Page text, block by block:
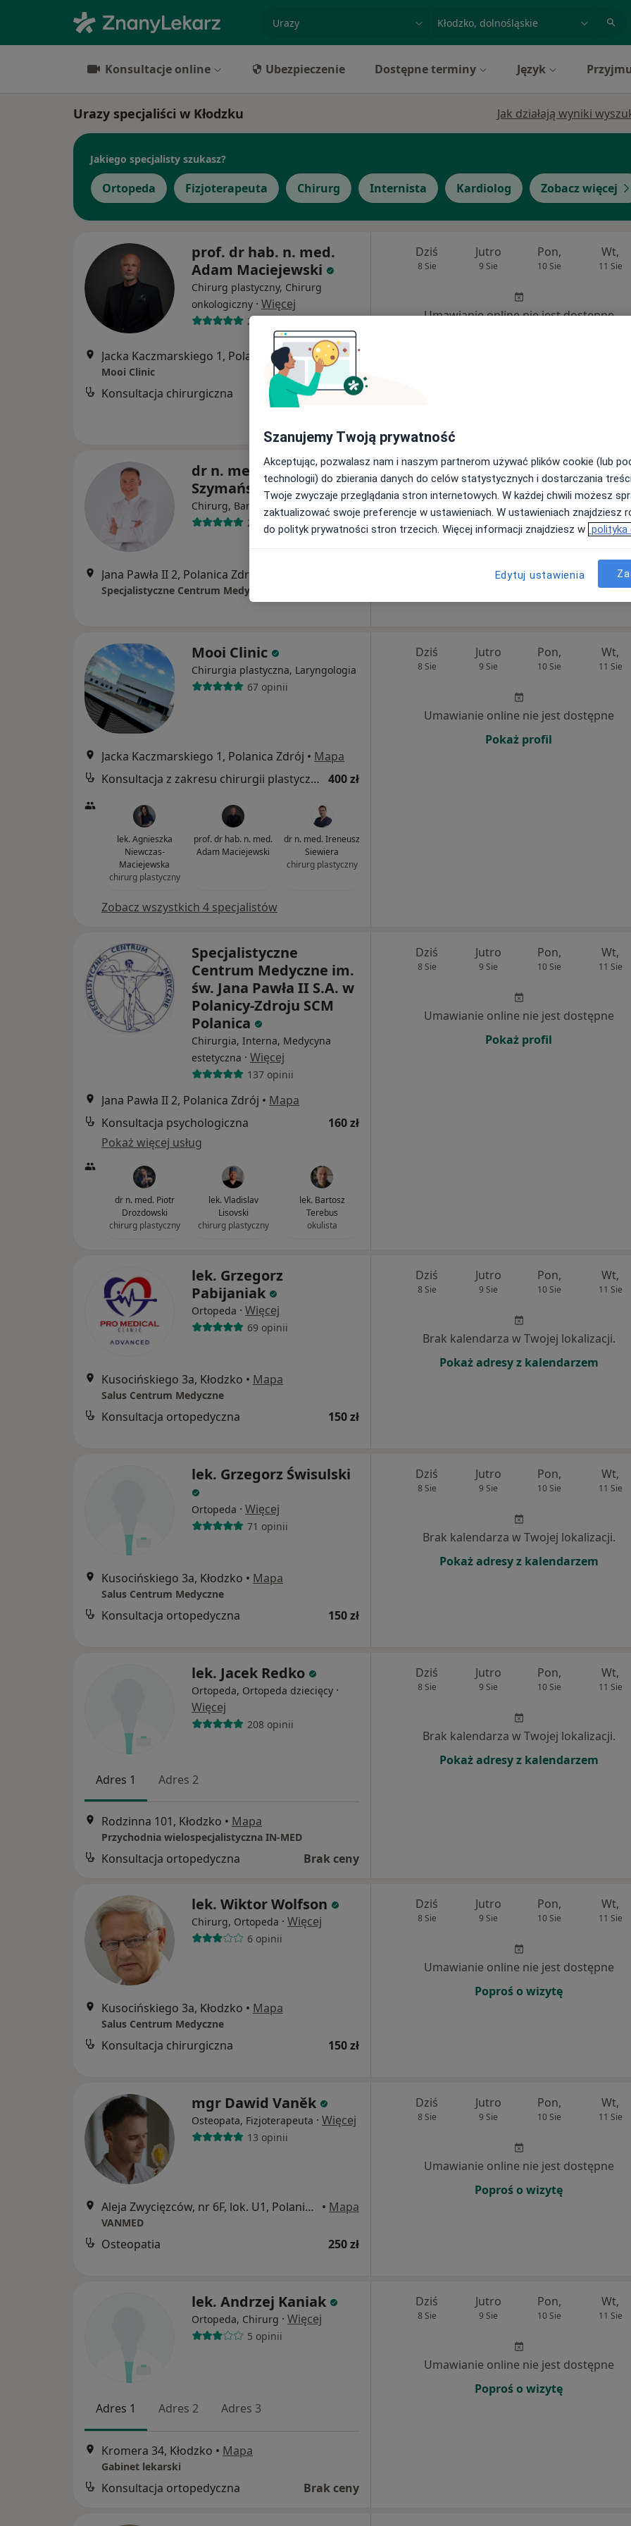
miasto lub dzielnica
Konsultacje online Ubezpieczenie Dostępne terminy Język
Urazy specjaliści w Kłodzku Jak działają wyniki
Jakiego specjalisty szukasz?
Ortopeda Fizjoterapeuta Chirurg Internista Kardiolog Zobacz więcej
prof. dr hab. n. med.
Adam Maciejewski
Chirurg plastyczny, Chirurg
onkologiczny · Więcej
29 opinii
Jacka Kaczmarskiego 1, Polanica Zdrój•Mapa
Mooi Clinic
Konsultacja chirurgiczna Brak ceny
Dziś
8 Sie
Jutro
9 Sie
Pon,
10 Sie
Wt,
11 Sie
Umawianie online nie jest dostępne
dr n. med. Paweł
Szymański
Chirurg, Bariatra · Więcej
205 opinii
Jana Pawła II 2, Polanica Zdrój
Dziś
8 Sie
Jutro
9 Sie
Pon,
10 Sie
Wt,
11 Sie
Umawianie online nie jest dostępne
Mooi Clinic
Chirurgia plastyczna, Laryngologia
67 opinii
Jacka Kaczmarskiego 1, Polanica Zdrój • Mapa
Konsultacja z zakresu chirurgii plastycznej 400 zł
lek. Agnieszka
Niewczas-
Maciejewska
chirurg plastyczny
prof. dr hab. n. med.
Adam Maciejewski
dr n. med. Ireneusz
Siewiera
chirurg plastyczny
Zobacz wszystkich 4 specjalistów
Dziś
8 Sie
Jutro
9 Sie
Pon,
10 Sie
Wt,
11 Sie
Umawianie online nie jest dostępne
Pokaż profil
Specjalistyczne
Centrum Medyczne im.
św. Jana Pawła II S.A. w
Polanicy-Zdroju SCM
Polanica
Chirurgia, Interna, Medycyna
estetyczna · Więcej
137 opinii
Jana Pawła II 2, Polanica Zdrój • Mapa
Konsultacja psychologiczna
160 zł
Pokaż więcej usług
dr n. med. Piotr
Drozdowski
chirurg plastyczny
lek. Vladislav
Lisovski
chirurg plastyczny
lek. Bartosz
Terebus
okulista
Dziś
8 Sie
Jutro
9 Sie
Pon,
10 Sie
Wt,
11 Sie
Umawianie online nie jest dostępne
Pokaż profil
lek. Grzegorz
Pabijaniak
Ortopeda · Więcej
69 opinii
Kusocińskiego 3a, Kłodzko • Mapa
Salus Centrum Medyczne
Konsultacja ortopedyczna 150 zł
Dziś
8 Sie
Jutro
9 Sie
Pon,
10 Sie
Wt,
11 Sie
Brak kalendarza w Twojej lokalizacji.
Pokaż adresy z kalendarzem
lek. Grzegorz Świsulski
Ortopeda · Więcej
71 opinii
Kusocińskiego 3a, Kłodzko • Mapa
Salus Centrum Medyczne
Konsultacja ortopedyczna 150 zł
Dziś
8 Sie
Jutro
9 Sie
Pon,
10 Sie
Wt,
11 Sie
Brak kalendarza w Twojej lokalizacji.
Pokaż adresy z kalendarzem
lek. Jacek Redko
Ortopeda, Ortopeda dziecięcy ·
Więcej
208 opinii
Adres 1 Adres 2
Rodzinna 101, Kłodzko • Mapa
Przychodnia wielospecjalistyczna IN-MED
Konsultacja ortopedyczna Brak ceny
Dziś
8 Sie
Jutro
9 Sie
Pon,
10 Sie
Wt,
11 Sie
Brak kalendarza w Twojej lokalizacji.
Pokaż adresy z kalendarzem
lek. Wiktor Wolfson
Chirurg, Ortopeda · Więcej
6 opinii
Kusocińskiego 3a, Kłodzko • Mapa
Salus Centrum Medyczne
Konsultacja chirurgiczna 150 zł
Dziś
8 Sie
Jutro
9 Sie
Pon,
10 Sie
Wt,
11 Sie
Umawianie online nie jest dostępne
Poproś o wizytę
mgr Dawid Vaněk
Osteopata, Fizjoterapeuta · Więcej
13 opinii
Aleja Zwycięzców, nr 6F, lok. U1, Polanica Zdrój • Mapa
VANMED
Osteopatia 250 zł
Dziś
8 Sie
Jutro
9 Sie
Pon,
10 Sie
Wt,
11 Sie
Umawianie online nie jest dostępne
Poproś o wizytę
lek. Andrzej Kaniak
Ortopeda, Chirurg · Więcej
5 opinii
Adres 1 Adres 2 Adres 3
Kromera 34, Kłodzko • Mapa
Gabinet lekarski
Konsultacja ortopedyczna Brak ceny
Dziś
8 Sie
Jutro
9 Sie
Pon,
10 Sie
Wt,
11 Sie
Umawianie online nie jest dostępne
Poproś o wizytę
Szanujemy Twoją prywatność
Akceptując, pozwalasz nam i naszym partnerom używać plików cookie (lub
technologii) do zbierania danych do celów statystycznych i dostarczania
Twoje zwyczaje przeglądania stron internetowych. W każdej chwili możesz
zaktualizować swoje preferencje w ustawieniach. W ustawieniach znajdziesz
do polityk prywatności stron trzecich. Więcej informacji znajdziesz w polityka
Edytuj ustawienia